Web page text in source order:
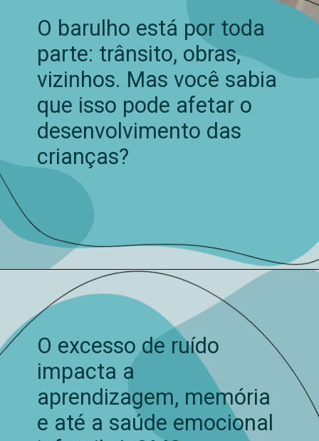
O barulho está por toda
parte: trânsito, obras,
vizinhos. Mas você sabia
que isso pode afetar o
desenvolvimento das
crianças?
O excesso de ruído
impacta a
aprendizagem, memória
e até a saúde emocional